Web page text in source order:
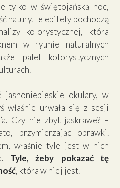
tylko w świętojańską noc,
natury. Te epitety pochodzą
kolorystycznej, która
w rytmie naturalnych
palet kolorystycznych
jasnoniebieskie okulary, w
właśnie urwała się z sesji
Czy nie zbyt jaskrawe? –
przymierzając oprawki.
właśnie tyle jest w nich
Tyle, żeby pokazać tę
, która w niej jest.